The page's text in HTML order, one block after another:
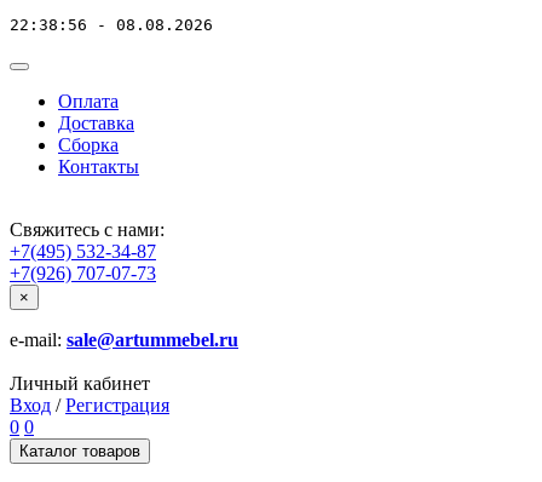
22:38:56 - 08.08.2026
Оплата
Доставка
Сборка
Контакты
Свяжитесь с нами:
+7(495) 532-34-87
+7(926) 707-07-73
×
e-mail: sale@artummebel.ru
Личный кабинет
Вход / Регистрация
0 0
Каталог товаров